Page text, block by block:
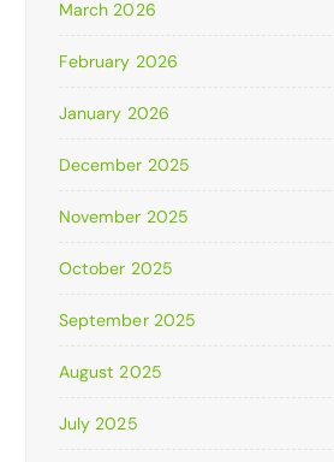
March 2026
February 2026
January 2026
December 2025
November 2025
October 2025
September 2025
August 2025
July 2025